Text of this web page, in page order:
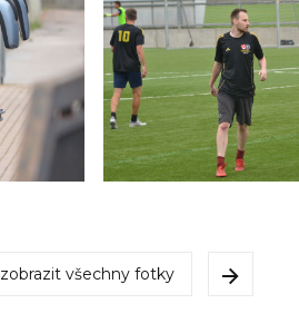
zobrazit všechny fotky